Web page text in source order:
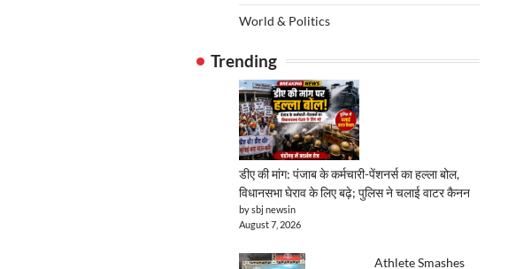
World & Politics
Trending
डीए की मांग: पंजाब के कर्मचारी-पेंशनर्स का हल्ला बोल,
विधानसभा घेराव के लिए बढ़े; पुलिस ने चलाई वाटर कैनन
by sbj newsin
August 7, 2026
Athlete Smashes